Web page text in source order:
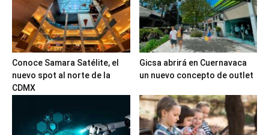
Conoce Samara Satélite, el
nuevo spot al norte de la
CDMX
Gicsa abrirá en Cuernavaca
un nuevo concepto de outlet